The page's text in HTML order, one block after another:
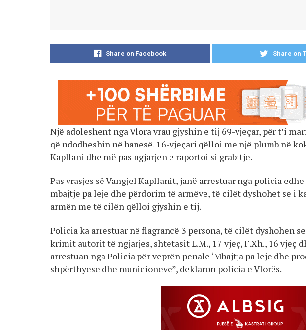
Share on Facebook Share on
Një adoleshent nga Vlora vrau gjyshin e tij 69-vjeçar, për t’i
që ndodheshin në banesë. 16-vjeçari qëlloi me një plumb në
Kapllani dhe më pas ngjarjen e raportoi si grabitje.
Pas vrasjes së Vangjel Kapllanit, janë arrestuar nga policia
mbajtje pa leje dhe përdorim të armëve, të cilët dyshohet se i
armën me të cilën qëlloi gjyshin e tij.
Policia ka arrestuar në flagrancë 3 persona, të cilët dyshohen
krimit autorit të ngjarjes, shtetasit L.M., 17 vjeç, F.Xh., 16 vjeç
arrestuan nga Policia për veprën penale ‘Mbajtja pa leje dhe
shpërthyese dhe municioneve”, deklaron policia e Vlorës.